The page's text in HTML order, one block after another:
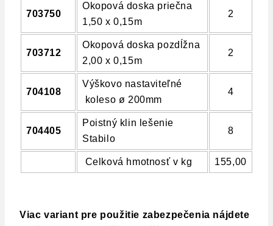
703750
Okopová doska priečna
1,50 x 0,15m
2
703712
Okopová doska pozdĺžna
2,00 x 0,15m
2
704108
Výškovo nastaviteľné
koleso ø 200mm
4
704405
Poistný klin lešenie
Stabilo
8
Celková hmotnosť v kg 155,00
Viac variant pre použitie zabezpečenia nájdete